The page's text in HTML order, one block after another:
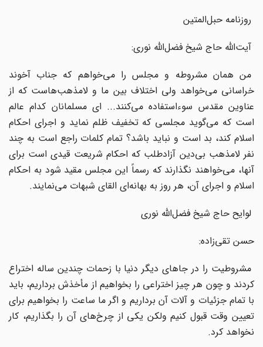
روزنامه‌ حبل‌المتین‌
آیت‌الله‌ حاج‌ شیخ‌ فضل‌الله‌ نوری‌:
من‌ همان‌ مشروطه‌ و مجلس‌ را می‌خواهم‌ که‌ جناب‌ آخوند
خراسانی‌ می‌خواهد ولی‌ اختلاف‌ بین‌ ما و لامذهب‌هاست‌ که‌ از
عناوین‌ مقدس‌ سوءاستفاده‌ می‌کنند... ای‌ مسلمانان‌ کدام‌ عالم‌
است‌ که‌ می‌گوید مجلسی‌ که‌ تخفیف‌ ظلم‌ نماید و اجرای‌ احکام‌
اسلام‌ کند، بد است‌ و نباید باشد؟ تمام‌ کلمات‌ راجع‌ است‌ به‌ چند
نفر لامذهب‌ بی‌دین‌ آزادطلب‌ که‌ احکام‌ شریعت‌ قیدی‌ است‌ برای‌
آنها، می‌خواهند نگذارند که‌ رسماً این‌ مجلس‌ مقید شود به‌ احکام‌
اسلام‌ و اجرای‌ آن‌، هر روز به‌ بهانه‌ای‌ القای‌ شبهات‌ می‌نمایند.
لوایح‌ حاج‌ شیخ‌ فضل‌الله‌ نوری‌
حسن‌ تقی‌زاده‌:
مشروطیت‌ را در جاهای‌ دیگر دنیا با زحمات‌ چندین‌ ساله‌ اختراع‌
کردند و چون‌ هر چیز اختراعی‌ را بخواهیم‌ از مأخذش‌ برداریم‌، باید
با تمام‌ جزئیات‌ و آلات‌ آن‌ برداریم‌ و اگر ما ساعت‌ را بخواهیم‌ برای‌
تعیین‌ وقت‌ قبول‌ کنیم‌ ولکن‌ یکی‌ از چرخ‌های‌ آن‌ را بگذاریم‌، کار
نخواهد کرد.